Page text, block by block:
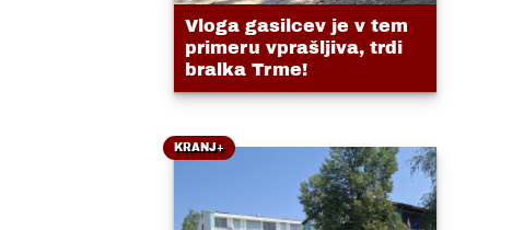
Vloga gasilcev je v tem
primeru vprašljiva, trdi
bralka Trme!
KRANJ+